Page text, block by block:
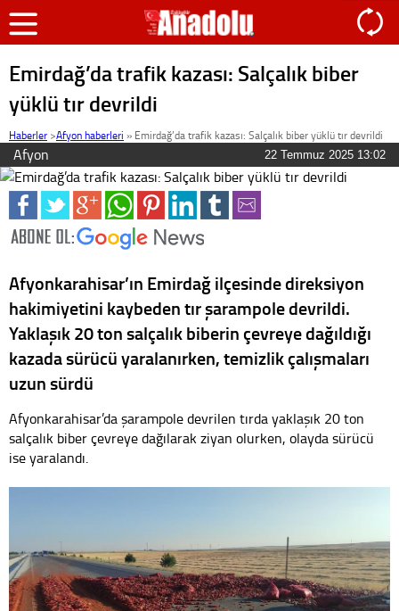
Emirdağ’da trafik kazası: Salçalık biber
yüklü tır devrildi
Haberler >Afyon haberleri » Emirdağ’da trafik kazası: Salçalık biber yüklü tır devrildi
Afyon 22 Temmuz 2025 13:02
Afyonkarahisar’ın Emirdağ ilçesinde direksiyon
hakimiyetini kaybeden tır şarampole devrildi.
Yaklaşık 20 ton salçalık biberin çevreye dağıldığı
kazada sürücü yaralanırken, temizlik çalışmaları
uzun sürdü
Afyonkarahisar’da şarampole devrilen tırda yaklaşık 20 ton
salçalık biber çevreye dağılarak ziyan olurken, olayda sürücü
ise yaralandı.